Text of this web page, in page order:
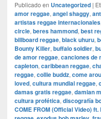
Publicado en Uncategorized |
amor reggae, angel shaggy,
artistas reggae internacionales
circle, beres hammond, best
billboard reggae, black uhuru,
Bounty Killer, buffalo soldier,
de amor reggae, canciones de
capleton, caribbean reggae,
reggae, collie buddz, come
loved, cultura mundial reggae,
damas gratis reggae, damian
cultura profética, discografía
COME FROM (Official Video)